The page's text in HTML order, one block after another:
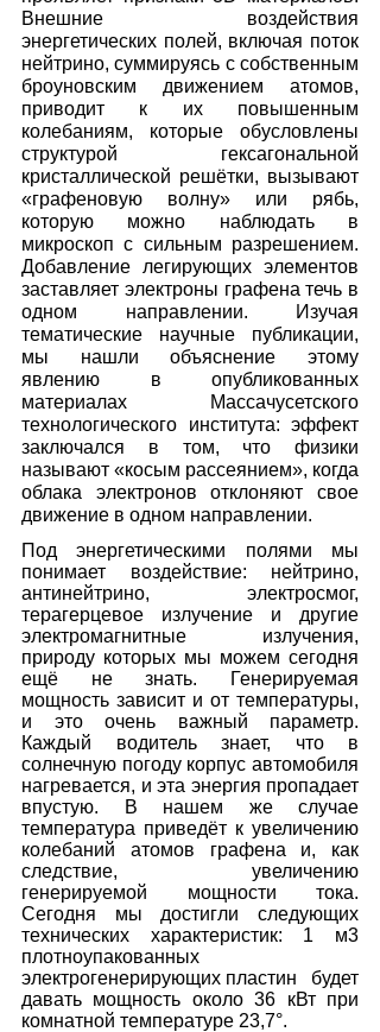
Внешние воздействия
энергетических полей, включая поток
нейтрино, суммируясь с собственным
броуновским движением атомов,
приводит к их повышенным
колебаниям, которые обусловлены
структурой гексагональной
кристаллической решётки, вызывают
«графеновую волну» или рябь,
которую можно наблюдать в
микроскоп с сильным разрешением.
Добавление легирующих элементов
заставляет электроны графена течь в
одном направлении. Изучая
тематические научные публикации,
мы нашли объяснение этому
явлению в опубликованных
материалах Массачусетского
технологического института: эффект
заключался в том, что физики
называют «косым рассеянием», когда
облака электронов отклоняют свое
движение в одном направлении.
Под энергетическими полями мы
понимает воздействие: нейтрино,
антинейтрино, электросмог,
терагерцевое излучение и другие
электромагнитные излучения,
природу которых мы можем сегодня
ещё не знать. Генерируемая
мощность зависит и от температуры,
и это очень важный параметр.
Каждый водитель знает, что в
солнечную погоду корпус автомобиля
нагревается, и эта энергия пропадает
впустую. В нашем же случае
температура приведёт к увеличению
колебаний атомов графена и, как
следствие, увеличению
генерируемой мощности тока.
Сегодня мы достигли следующих
технических характеристик: 1 м3
плотноупакованных
электрогенерирующих пластин   будет
давать мощность около 36 кВт при
комнатной температуре 23,7°.